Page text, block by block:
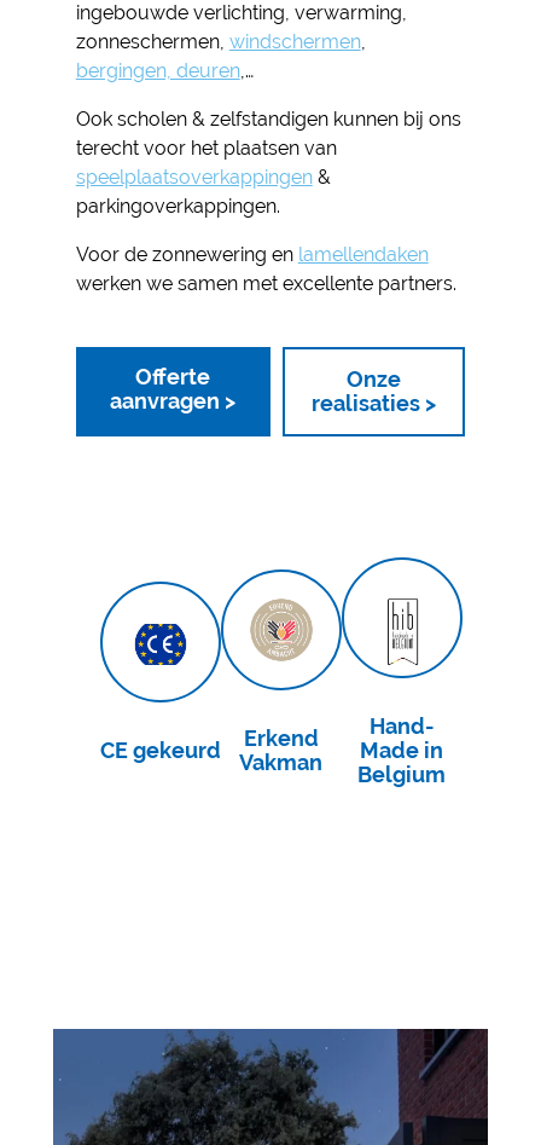
CE gekeurd
Erkend
Vakman
Hand-
Made in
Belgium
ingebouwde verlichting, verwarming,
zonneschermen, windschermen,
bergingen, deuren,…
Ook scholen & zelfstandigen kunnen bij ons
terecht voor het plaatsen van
speelplaatsoverkappingen&
parkingoverkappingen.
Voor de zonnewering en lamellendaken
werken we samen met excellente partners.
Offerte
aanvragen >
Onze
realisaties >